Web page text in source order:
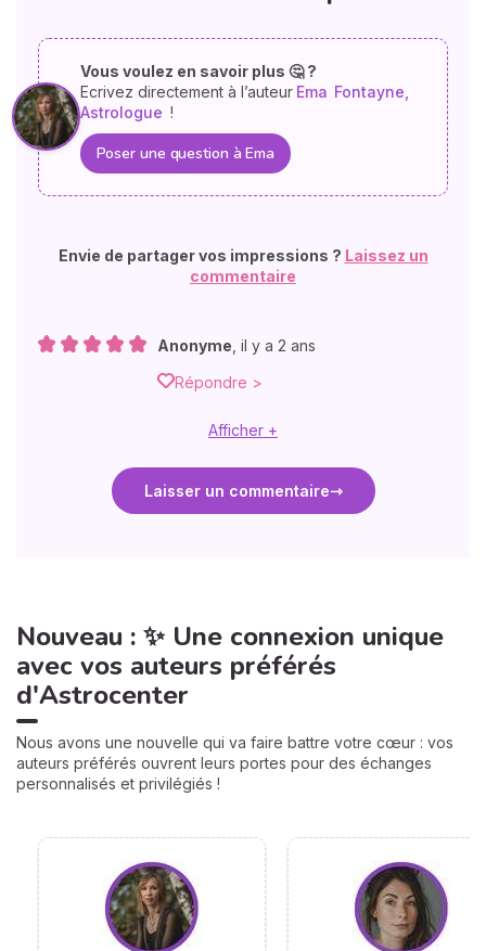
Vous voulez en savoir plus 🤔 ?
Ecrivez directement à l’auteur Ema Fontayne,
Astrologue !
Poser une question à Ema
Envie de partager vos impressions ? Laissez un
commentaire
Anonyme il y a 2 ans
Répondre >
Afficher +
Laisser un commentaire
Nouveau : ✨ Une connexion unique
avec vos auteurs préférés
d'Astrocenter
Nous avons une nouvelle qui va faire battre votre cœur : vos
auteurs préférés ouvrent leurs portes pour des échanges
personnalisés et privilégiés !